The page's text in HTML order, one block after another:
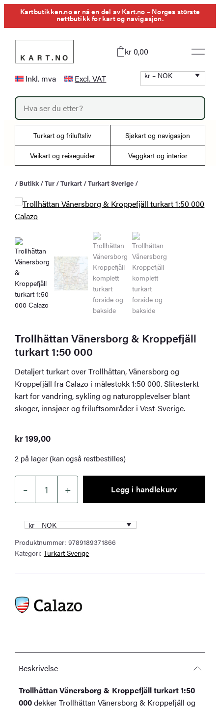
HoppKartbutikken.no er nå en del av Kart.no – Norges største
nettbutikk for kart og navigasjon.
kr 0,00
Inkl. mva Excl. VAT kr – NOK
P
o
d
t
r
h
Turkart og friluftsliv Sjøkart og navigasjon
Veikart og reiseguider Veggkart og interiør
/ Butikk /Tur /Turkart /Turkart Sverige /
Trollhättan Vänersborg & Kroppefjäll
turkart 1:50 000
Detaljert turkart over Trollhättan, Vänersborg og
Kroppefjäll fra Calazo i målestokk 1:50 000. Slitesterkt
kart for vandring, sykling og naturopplevelser blant
skoger, innsjøer og friluftsområder i Vest-Sverige.
kr199,00
2 på lager (kan også restbestilles)
–
Trollhättan
Vänersborg
Kroppefjäll
turkart
1:50
+ Legg i handlekurv
kr – NOK
Produktnummer:9789189371866
Kategori:Turkart Sverige
Beskrivelse
Trollhättan Vänersborg & Kroppefjäll turkart 1:50
000dekker Trollhättan Vänersborg & Kroppefjäll og